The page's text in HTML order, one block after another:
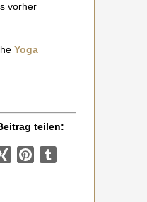
vorher
Yoga
teilen:
XING Pinterest